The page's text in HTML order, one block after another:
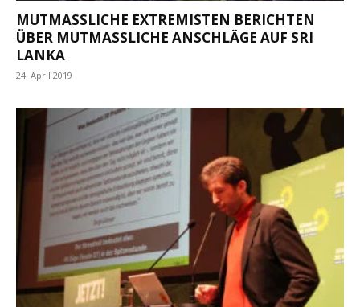
MUTMASSLICHE EXTREMISTEN BERICHTEN Ü
BER MUTMASSLICHE ANSCHLÄGE AUF SRI LA
NKA
24. April 2019